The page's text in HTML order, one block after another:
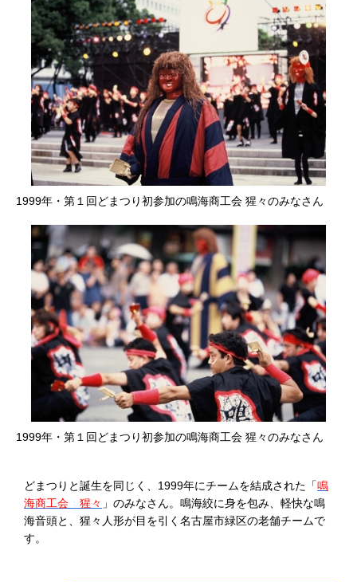
1999年・第１回どまつり初参加の鳴海商工会 猩々のみなさん
1999年・第１回どまつり初参加の鳴海商工会 猩々のみなさん
どまつりと誕生を同じく、1999年にチームを結成された「鳴
海商工会 猩々 」のみなさん。鳴海絞に身を包み、軽快な鳴
海音頭と、猩々人形が目を引く名古屋市緑区の老舗チームで
す。